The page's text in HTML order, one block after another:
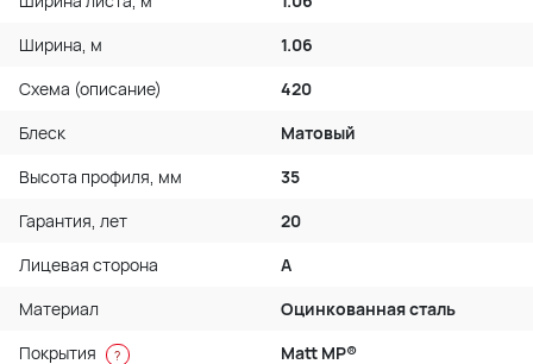
Ширина, м
1.06
Схема (описание)
420
Блеск
Матовый
Высота профиля, мм
35
Гарантия, лет
20
Лицевая сторона
A
Материал
Оцинкованная сталь
Покрытия
?
Matt MP®